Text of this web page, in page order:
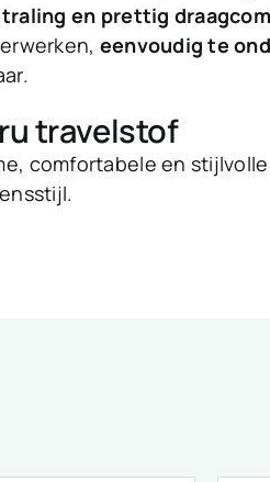
en prettig
eenvoudig te
travelstof
comfortabele en